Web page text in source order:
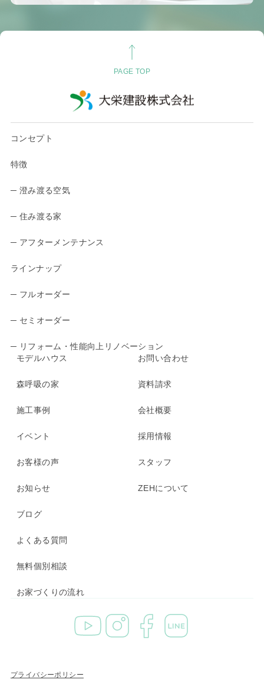
PAGE TOP
コンセプト
特徴
─ 澄み渡る空気
─ 住み渡る家
─ アフターメンテナンス
ラインナップ
─ フルオーダー
─ セミオーダー
─ リフォーム・性能向上リノベーション
モデルハウス
森呼吸の家
施工事例
イベント
お客様の声
お知らせ
ブログ
よくある質問
無料個別相談
お家づくりの流れ
お問い合わせ
資料請求
会社概要
採用情報
スタッフ
ZEHについて
プライバシーポリシー